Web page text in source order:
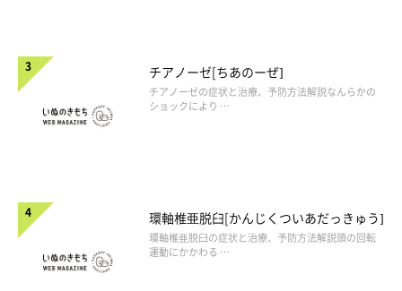
チアノーゼ[ちあのーぜ]
チアノーゼの症状と治療、予防方法解説なんらかの
ショックにより …
環軸椎亜脱臼[かんじくついあだっきゅう]
環軸椎亜脱臼の症状と治療、予防方法解説頭の回転
運動にかかわる …